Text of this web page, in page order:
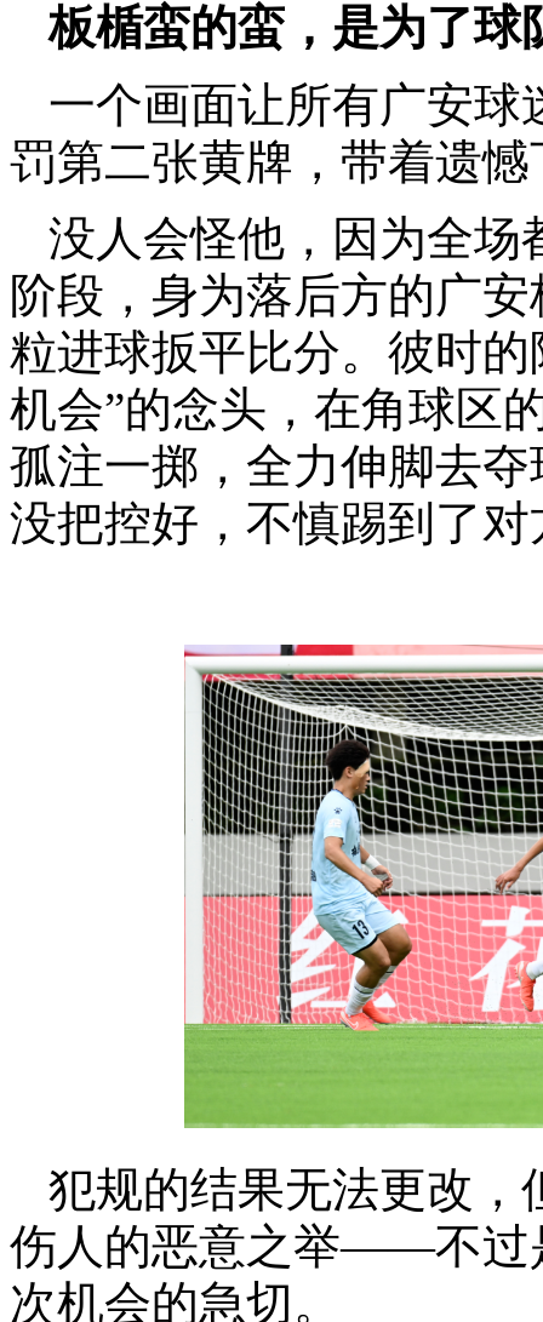
板楯蛮的蛮，是为了球
一个画面让所有广安
罚第二张黄牌，带着遗憾
没人会怪他，因为全场
阶段，身为落后方的广
粒进球扳平比分。彼时
机会”的念头，在角球区
孤注一掷，全力伸脚去
没把控好，不慎踢到了
犯规的结果无法更改，
伤人的恶意之举——不过
次机会的急切。